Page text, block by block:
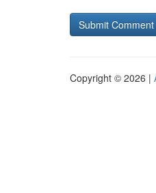
Copyright © 2026 |